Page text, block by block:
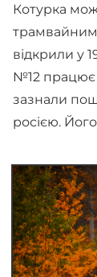
Котурка
трамвайним
відкрили у
№12 працює
зазнали
росією.